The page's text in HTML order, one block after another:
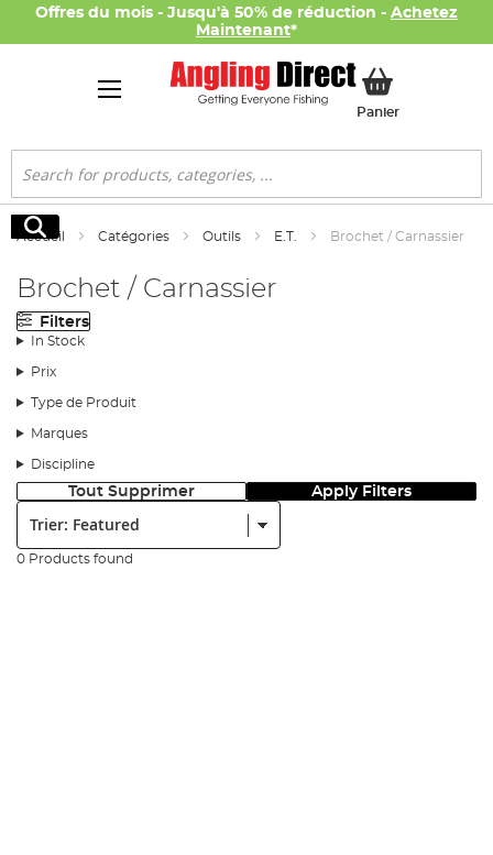
Offres du mois - Jusqu'à 50% de réduction - Achetez
Maintenant*
PanierMon panier
Rechercher
Rechercher
Accueil Catégories Outils E.T. Brochet / Carnassier
Brochet / Carnassier
Filters
In Stock
Prix
Type de Produit
Marques
Discipline
Tout Supprimer Apply Filters
0 Products found